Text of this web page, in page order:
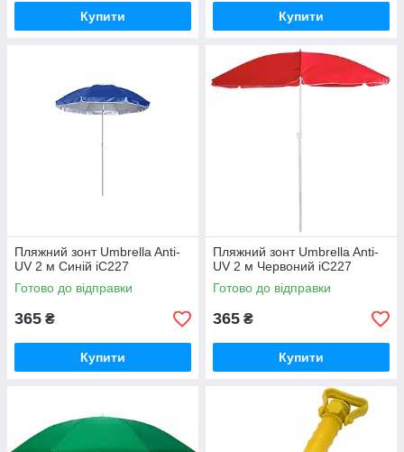
Купити Купити
Пляжний зонт Umbrella Anti-
UV 2 м Синій iC227
Готово до відправки
365 ₴
Купити
Пляжний зонт Umbrella Anti-
UV 2 м Червоний iC227
Готово до відправки
365 ₴
Купити